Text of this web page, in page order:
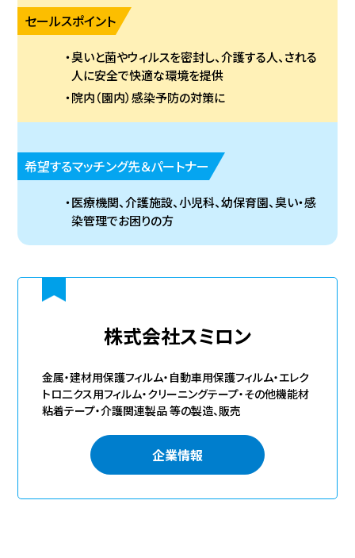
セールスポイント
臭いと菌やウィルスを密封し、介護する人、される
人に安全で快適な環境を提供
院内（園内）感染予防の対策に
希望するマッチング先＆パートナー
医療機関、介護施設、小児科、幼保育園、臭い・感
染管理でお困りの方
株式会社スミロン
金属・建材用保護フィルム・自動車用保護フィルム・エレク
トロ二クス用フィルム・クリーニングテープ・その他機能材
粘着テープ・介護関連製品 等の製造、販売
企業情報